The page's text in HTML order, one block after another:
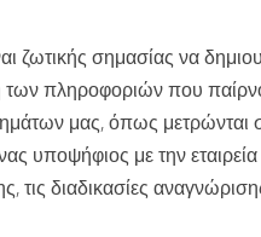
ζωτικής σημασίας να
των πληροφοριών που
μας, όπως μετρώνται
υποψήφιος με την εταιρεία
τις διαδικασίες